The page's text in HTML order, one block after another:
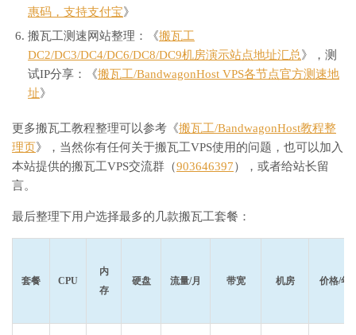
惠码，支持支付宝》
搬瓦工测速网站整理：《搬瓦工
DC2/DC3/DC4/DC6/DC8/DC9机房演示站点地址汇总》，测
试IP分享：《搬瓦工/BandwagonHost VPS各节点官方测速地
址》
更多搬瓦工教程整理可以参考《搬瓦工/BandwagonHost教程整
理页》，当然你有任何关于搬瓦工VPS使用的问题，也可以加入
本站提供的搬瓦工VPS交流群（903646397），或者给站长留
言。
最后整理下用户选择最多的几款搬瓦工套餐：
套餐 CPU
内
存
硬盘 流量/月 带宽 机房 价格/年